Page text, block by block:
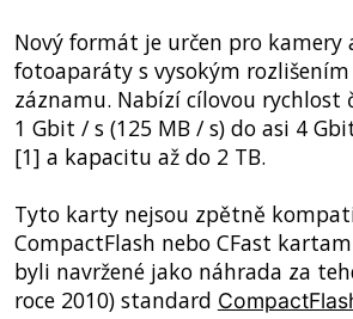
Nový formát je určen pro
fotoaparáty s vysokým
záznamu. Nabízí cílovou rychlost
1 Gbit / s (125 MB / s) do asi 4
[1] a kapacitu až do 2 TB.
Tyto karty nejsou zpětně
CompactFlash nebo CFast
byli navržené jako náhrada za
roce 2010) standard